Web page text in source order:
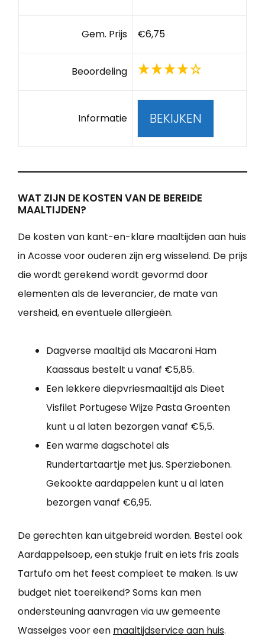
Gem. Prijs €6,75
Beoordeling
Informatie BEKIJKEN
WAT ZIJN DE KOSTEN VAN DE BEREIDE
MAALTIJDEN?
De kosten van kant-en-klare maaltijden aan huis
in Acosse voor ouderen zijn erg wisselend. De prijs
die wordt gerekend wordt gevormd door
elementen als de leverancier, de mate van
versheid, en eventuele allergieën.
Dagverse maaltijd als Macaroni Ham
Kaassaus bestelt u vanaf €5,85.
Een lekkere diepvriesmaaltijd als Dieet
Visfilet Portugese Wijze Pasta Groenten
kunt u al laten bezorgen vanaf €5,5.
Een warme dagschotel als
Rundertartaartje met jus. Sperziebonen.
Gekookte aardappelen kunt u al laten
bezorgen vanaf €6,95.
De gerechten kan uitgebreid worden. Bestel ook
Aardappelsoep, een stukje fruit en iets fris zoals
Tartufo om het feest compleet te maken. Is uw
budget niet toereikend? Soms kan men
ondersteuning aanvragen via uw gemeente
Wasseiges voor een maaltijdservice aan huis.